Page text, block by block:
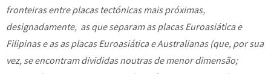
fronteiras entre placas tectónicas mais próximas,
designadamente, as que separam as placas Euroasiática e
Filipinas e as as placas Euroasiática e Australianas (que, por sua
vez, se encontram divididas noutras de menor dimensão;